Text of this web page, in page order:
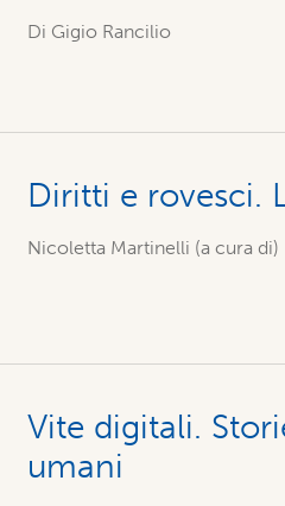
Di Gigio Rancilio
Diritti e rovesci.
Nicoletta Martinelli (a cura di)
Vite digitali.
umani